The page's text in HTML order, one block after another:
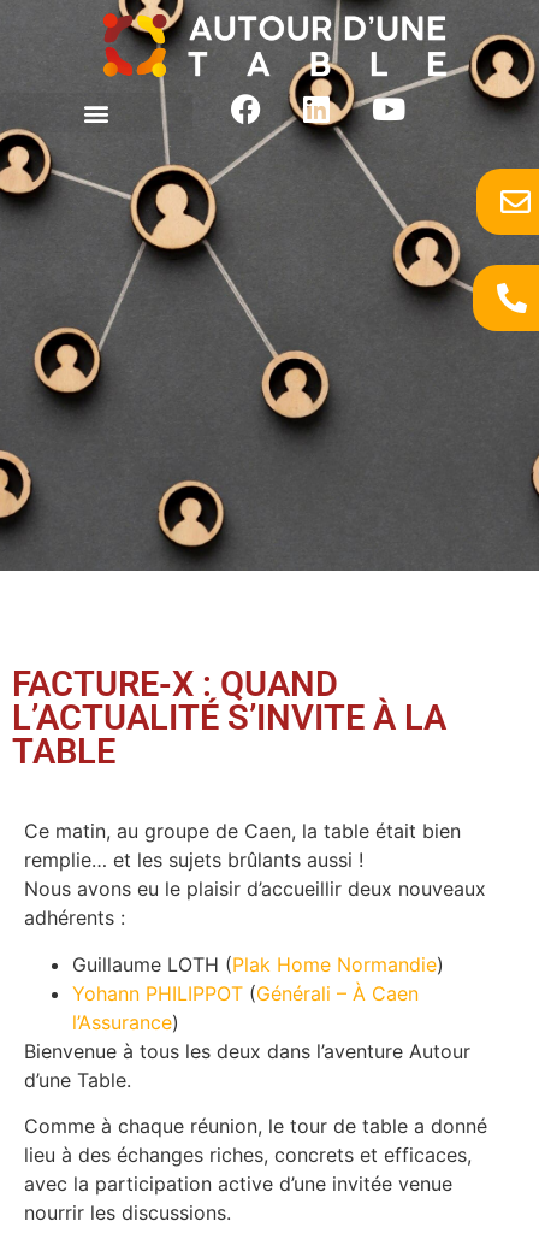
FACTURE-X : QUAND
L’ACTUALITÉ S’INVITE À LA
TABLE
Ce matin, au groupe de Caen, la table était bien
remplie… et les sujets brûlants aussi !
Nous avons eu le plaisir d’accueillir deux nouveaux
adhérents :
Guillaume LOTH (Plak Home Normandie)
Yohann PHILIPPOT (Générali – À Caen
l’Assurance)
Bienvenue à tous les deux dans l’aventure Autour
d’une Table.
Comme à chaque réunion, le tour de table a donné
lieu à des échanges riches, concrets et efficaces,
avec la participation active d’une invitée venue
nourrir les discussions.